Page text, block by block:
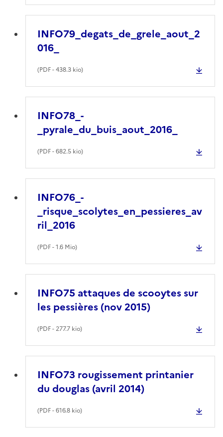
INFO79_degats_de_grele_aout_2
016_
(PDF- 438.3 kio)
INFO78_-
_pyrale_du_buis_aout_2016_
(PDF- 682.5 kio)
INFO76_-
_risque_scolytes_en_pessieres_av
ril_2016
(PDF- 1.6 Mio)
INFO75 attaques de scooytes sur
les pessières (nov 2015)
(PDF- 277.7 kio)
INFO73 rougissement printanier
du douglas (avril 2014)
(PDF- 616.8 kio)